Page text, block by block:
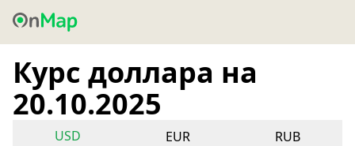
Курс доллара на
20.10.2025
USD EUR
RUB